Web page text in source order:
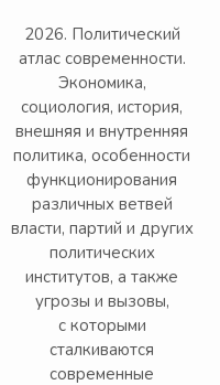
2026. Политический
атлас современности.
Экономика,
социология, история,
внешняя и внутренняя
политика, особенности
функционирования
различных ветвей
власти, партий и других
политических
институтов, а также
угрозы и вызовы,
с которыми
сталкиваются
современные